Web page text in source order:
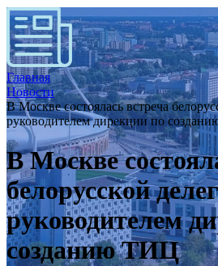
Главная
Новости
В Москве состоялась встреча
руководителем дирекции по
В Москве
белорусской
руководителем
созданию ТИЦ